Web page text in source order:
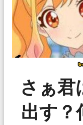
さぁ君
出す？